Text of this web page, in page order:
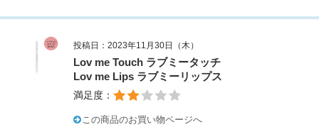
投稿日：2023年11月30日（木）
Lov me Touch ラブミータッチ
Lov me Lips ラブミーリップス
満足度：
この商品のお買い物ページへ